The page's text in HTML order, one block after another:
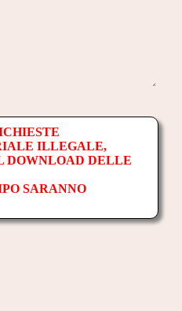
ILLEGALE,
DOWNLOAD DELLE
SARANNO